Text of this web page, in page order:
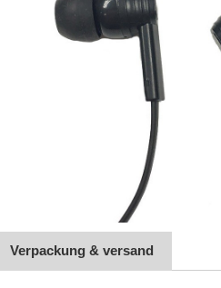
Verpackung & versand